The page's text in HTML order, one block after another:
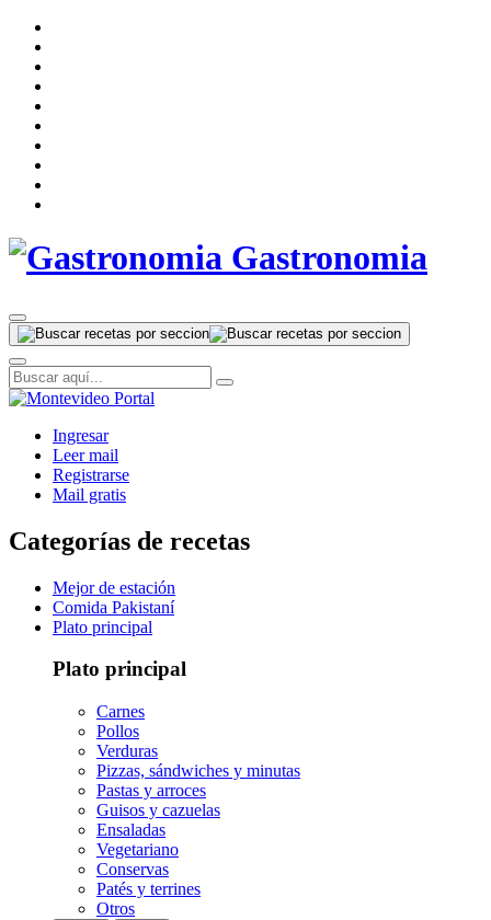
Gastronomia
Ingresar
Leer mail
Registrarse
Mail gratis
Categorías de recetas
Mejor de estación
Comida Pakistaní
Plato principal
Plato principal
Carnes
Pollos
Verduras
Pizzas, sándwiches y minutas
Pastas y arroces
Guisos y cazuelas
Ensaladas
Vegetariano
Conservas
Patés y terrines
Otros